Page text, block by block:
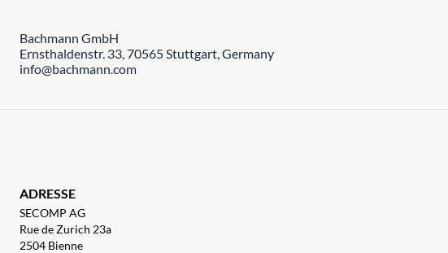
Bachmann GmbH
Ernsthaldenstr. 33, 70565 Stuttgart, Germany
info@bachmann.com
ADRESSE
SECOMP AG
Rue de Zurich 23a
2504 Bienne